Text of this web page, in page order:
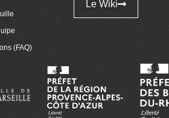
(FAQ)
Le Wiki